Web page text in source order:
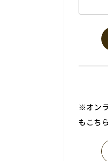
※オン
もこち